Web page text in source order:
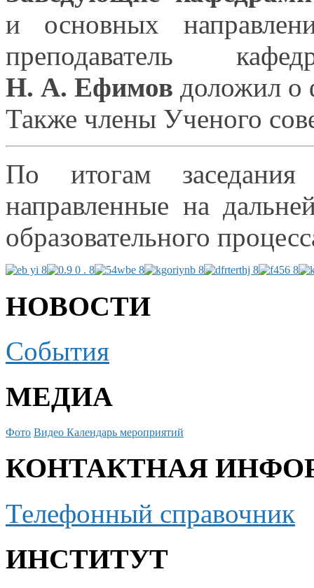
и основных
преподаватель
Н. А. Ефимов доложил о
Также члены Ученого
По итогам
направленные на
образовательного
НОВОСТИ
События
МЕДИА
Фото Видео Календарь мероприятий
КОНТАКТНАЯ
Телефонный справочник
ИНСТИТУТ